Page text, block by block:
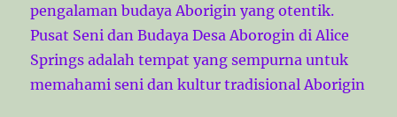
pengalaman budaya Aborigin yang otentik.
Pusat Seni dan Budaya Desa Aborogin di Alice
Springs adalah tempat yang sempurna untuk
memahami seni dan kultur tradisional Aborigin